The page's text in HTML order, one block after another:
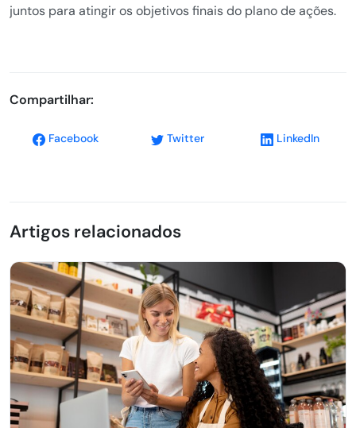
juntos para atingir os objetivos finais do plano de ações.
Compartilhar:
Facebook Twitter LinkedIn
Artigos relacionados